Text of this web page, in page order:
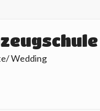
Wedding